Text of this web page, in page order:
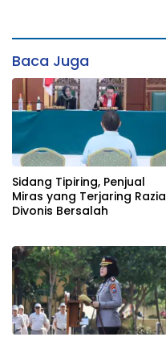
Baca Juga
Sidang Tipiring, Penjual
Miras yang Terjaring Razia
Divonis Bersalah